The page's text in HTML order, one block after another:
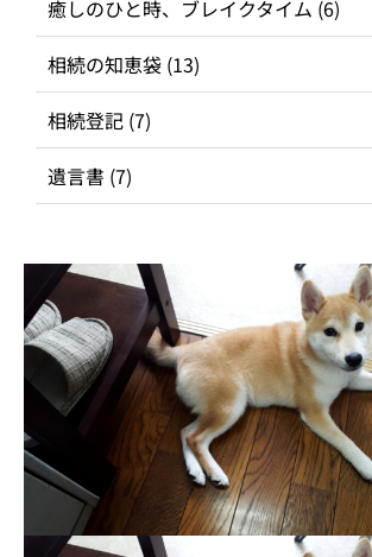
癒しのひと時、ブレイクタイム (6)
相続の知恵袋 (13)
相続登記 (7)
遺言書 (7)